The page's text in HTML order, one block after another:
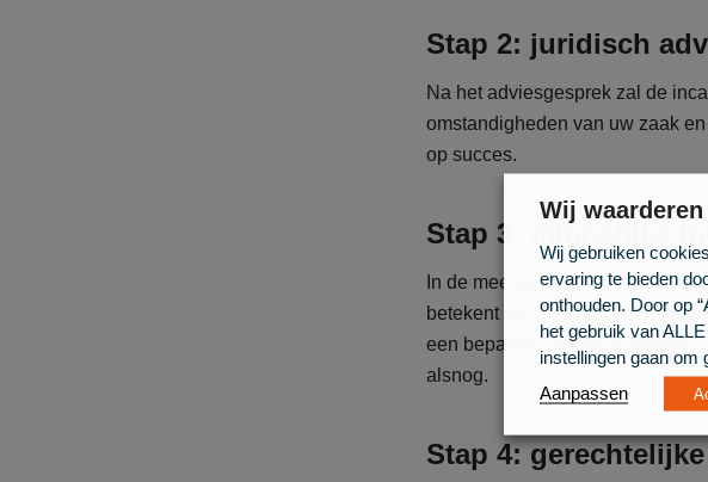
Stap 2: juridisch
Na het adviesgesprek zal de
omstandigheden van uw zaak
op succes.
Stap 3: minnelijke
In de meeste gevallen zal de
betekent dat de advocaat
een bepaalde termijn te betalen.
alsnog.
Stap 4:
Wij
Wij gebruiken
ervaring te bieden
onthouden. Door op
het gebruik van
instellingen gaan om
Aanpassen